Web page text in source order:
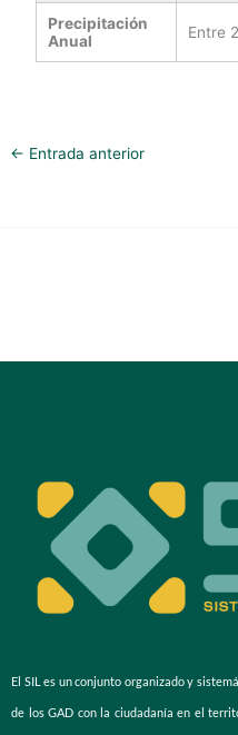
Precipitación
Anual
Entre
← Entrada anterior
El SIL es un conjunto organizado y
de los GAD con la ciudadanía en el